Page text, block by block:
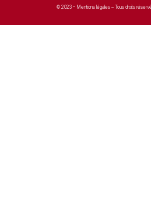
© 2023 – Mentions légales – Tous droits